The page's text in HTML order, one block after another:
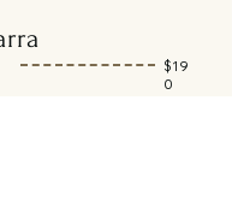
$19
0